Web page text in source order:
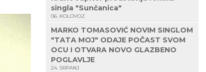
singla "Sunčanica"
06. KOLOVOZ
MARKO TOMASOVIĆ NOVIM SINGLOM
"TATA MOJ" ODAJE POČAST SVOM
OCU I OTVARA NOVO GLAZBENO
POGLAVLJE
24. SRPANJ